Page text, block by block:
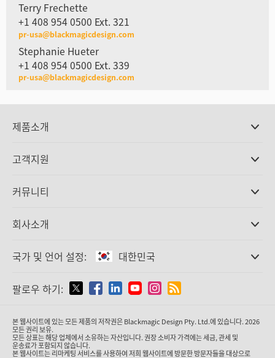
Terry Frechette
+1 408 954 0500 Ext. 321
pr-usa@blackmagicdesign.com
Stephanie Hueter
+1 408 954 0500 Ext. 339
pr-usa@blackmagicdesign.com
제품소개
DaVinci Resolve와 Fusion 소프트웨어
Ultimatte
캡쳐 및 재생
표준 변환
모니터링
네트워크 스토리지
라우팅 및 분배
스트리밍·인코딩
고객지원
고객지원 센터
커뮤니티
회사소개
회사 소개
미디어
국가 및 언어 설정: 대한민국
국가 및 언어를 설정하세요
Australia
팔로우 하기:
본 웹사이트에 있는 모든 제품의 저작권은 Blackmagic Design Pty. Ltd.에 있습니다. 2026
모든 권리 보유.
모든 상표는 해당 업체에서 소유하는 자산입니다. 권장 소비자 가격에는 세금, 관세 및
운송료가 포함되지 않습니다.
본 웹사이트는 리마케팅 서비스를 사용하여 저희 웹사이트에 방문한 방문자들을 대상으로